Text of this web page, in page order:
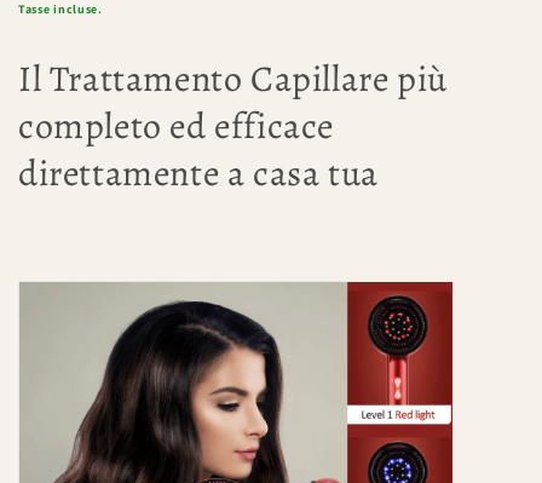
regolare
Tasse incluse.
Il Trattamento Capillare più
completo ed efficace
direttamente a casa tua